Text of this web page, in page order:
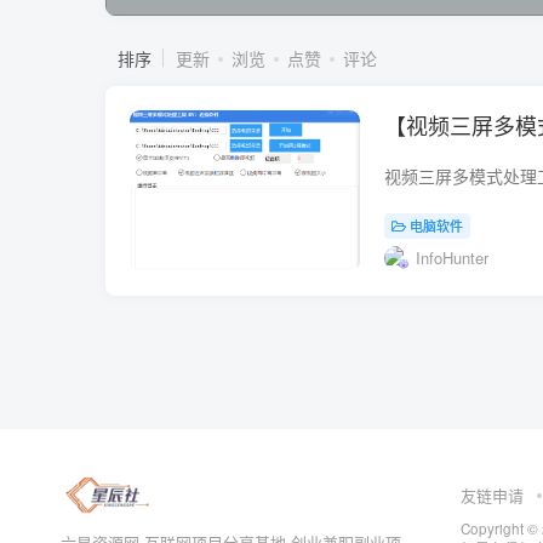
排序 更新 浏览 点赞 评论
【视频三屏多
电脑软件
InfoHunter
友链申请
Copyright ©